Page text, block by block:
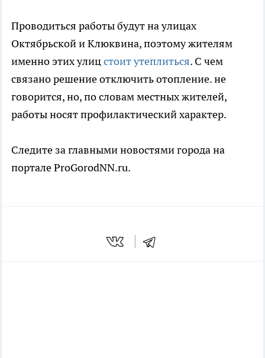
Проводиться работы будут на улицах
Октябрьской и Клюквина, поэтому жителям
именно этих улицстоит утеплиться. С чем
связано решение отключить отопление. не
говорится, но, по словам местных жителей,
работы носят профилактический характер.
Следите за главными новостями города на
портале ProGorodNN.ru.